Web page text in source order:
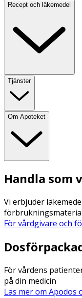
Recept och läkemedel
Tjänster
Om Apoteket
Handla som
Vi erbjuder
För vårdgivare och
För vårdens
på din medicin
Läs mer om Apodos